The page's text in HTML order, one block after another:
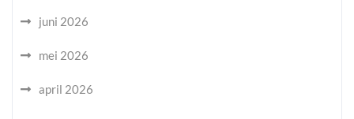
juni 2026
mei 2026
april 2026